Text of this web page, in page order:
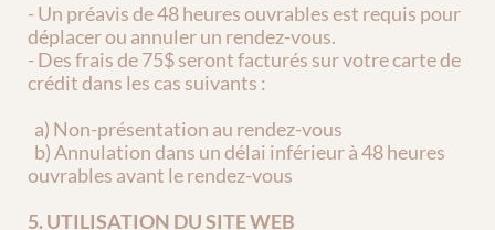
- Un préavis de 48 heures ouvrables est requis pour
déplacer ou annuler un rendez-vous.
- Des frais de 75$ seront facturés sur votre carte de
crédit dans les cas suivants :
  a) Non-présentation au rendez-vous
ouvrables avant le rendez-vous
5. UTILISATION DU SITE WEB